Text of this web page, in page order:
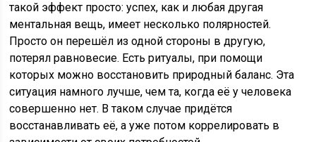
такой эффект просто: успех, как и любая другая
ментальная вещь, имеет несколько полярностей.
Просто он перешёл из одной стороны в другую,
потерял равновесие. Есть ритуалы, при помощи
которых можно восстановить природный баланс. Эта
ситуация намного лучше, чем та, когда её у человека
совершенно нет. В таком случае придётся
восстанавливать её, а уже потом коррелировать в